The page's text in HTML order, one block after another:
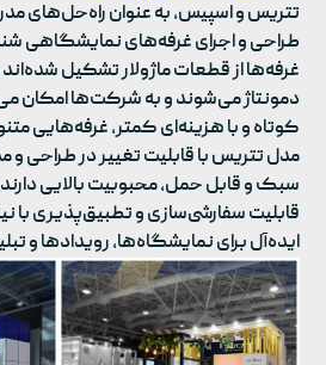
تتریس و اسپیس، به عنوان راه‌حل‌های
طراحی و اجرای غرفه‌های نمایشگاهی
غرفه‌ها از قطعات ماژولار تشکیل شده‌اند
دمونتاژ می‌شوند و به شرکت‌ها امکان
کوتاه و با هزینه‌ای کمتر، غرفه‌هایی
مدل تتریس با قابلیت تغییر در طراحی و
سبک و قابل حمل، محبوبیت بالایی
قابلیت سفارشی‌سازی و تطبیق‌پذیری با
ایده‌آل برای نمایشگاه‌ها، رویدادها و